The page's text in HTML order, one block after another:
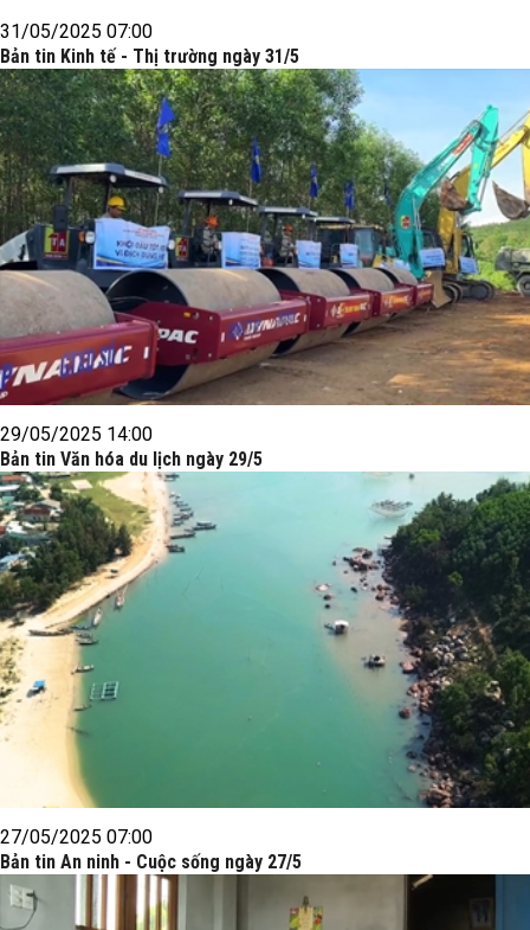
31/05/2025 07:00
Bản tin Kinh tế - Thị trường ngày 31/5
29/05/2025 14:00
Bản tin Văn hóa du lịch ngày 29/5
27/05/2025 07:00
Bản tin An ninh - Cuộc sống ngày 27/5